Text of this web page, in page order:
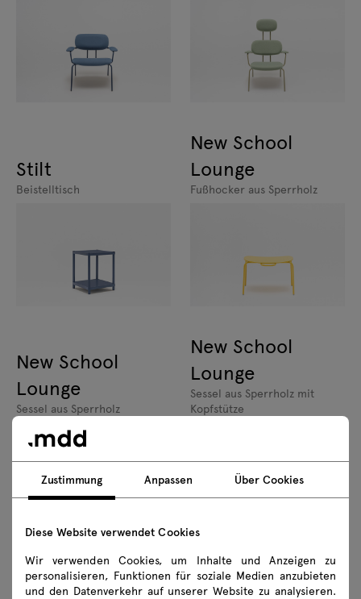
Stilt
Beistelltisch
New School
Lounge
Fußhocker aus Sperrholz
New School
Lounge
Sessel aus Sperrholz
New School
Lounge
Sessel aus Sperrholz mit
Kopfstütze
New School
gepolsterter Stuhl mit 4-
New School
Stuhl aus Sperrholz mit 4-
Zustimmung Anpassen Über Cookies
Diese Website verwendet Cookies
Wir verwenden Cookies, um Inhalte und Anzeigen zu
personalisieren, Funktionen für soziale Medien anzubieten
und den Datenverkehr auf unserer Website zu analysieren.